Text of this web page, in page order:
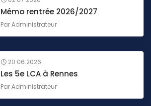
Mémo rentrée 2026/2027
ParAdministrateur
20.06.2026
Les 5e LCA à Rennes
ParAdministrateur